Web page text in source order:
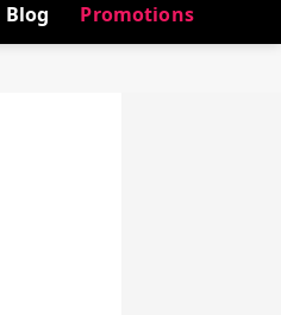
Blog Promotions